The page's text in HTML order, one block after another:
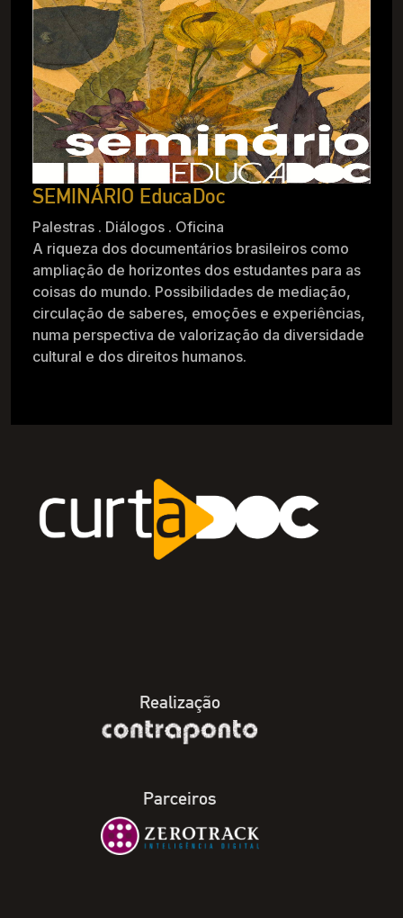
SEMINÁRIO EducaDoc
Palestras . Diálogos . Oficina
A riqueza dos documentários brasileiros como
ampliação de horizontes dos estudantes para as
coisas do mundo. Possibilidades de mediação,
circulação de saberes, emoções e experiências,
numa perspectiva de valorização da diversidade
cultural e dos direitos humanos.
Realização
Parceiros